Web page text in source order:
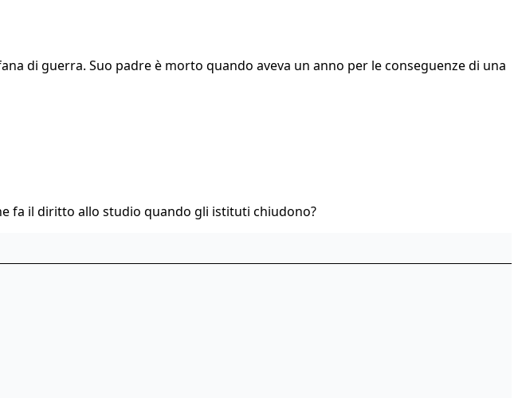
di guerra. Suo padre è morto quando aveva un anno per le conseguenze di una
fa il diritto allo studio quando gli istituti chiudono?